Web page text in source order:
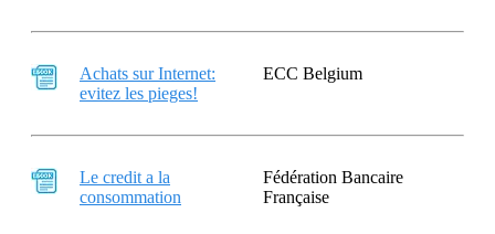
Achats sur Internet:
evitez les pieges!
ECC Belgium
Le credit a la
consommation
Fédération Bancaire
Française